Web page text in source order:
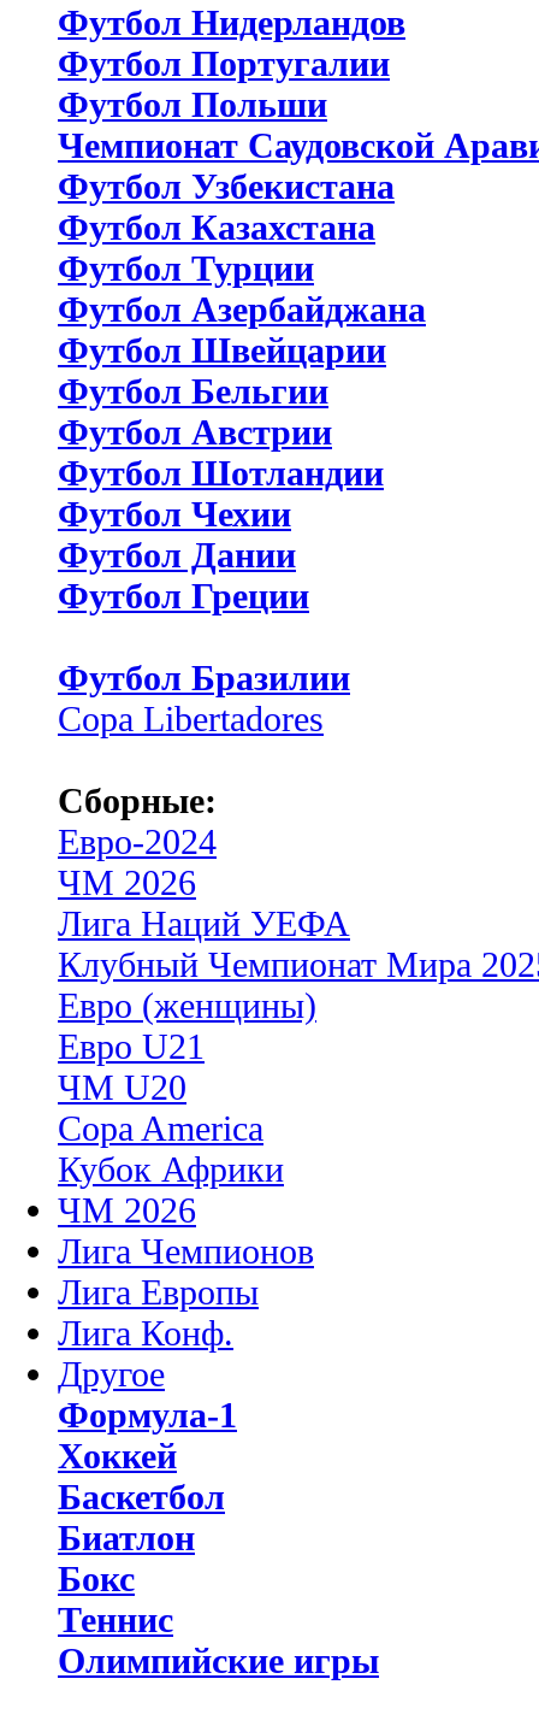
Футбол Нидерландов
Футбол Португалии
Футбол Польши
Чемпионат Саудовской
Футбол Узбекистана
Футбол Казахстана
Футбол Турции
Футбол Азербайджана
Футбол Швейцарии
Футбол Бельгии
Футбол Австрии
Футбол Шотландии
Футбол Чехии
Футбол Дании
Футбол Греции
Футбол Бразилии
Copa Libertadores
Сборные:
Евро-2024
ЧМ 2026
Лига Наций УЕФА
Клубный Чемпионат Мира
Евро (женщины)
Евро U21
ЧМ U20
Copa America
Кубок Африки
ЧМ 2026
Лига Чемпионов
Лига Европы
Лига Конф.
Другое
Формула-1
Хоккей
Баскетбол
Биатлон
Бокс
Теннис
Олимпийские игры